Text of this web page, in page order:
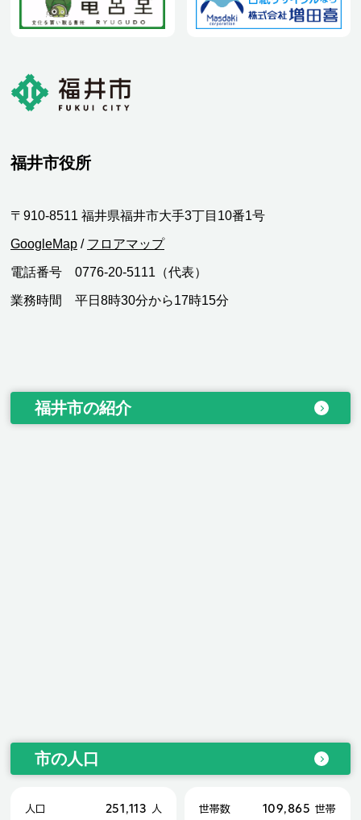
福井市役所
〒910-8511 福井県福井市大手3丁目10番1号
GoogleMap / フロアマップ
電話番号 0776-20-5111（代表）
業務時間 平日8時30分から17時15分
福井市の紹介
市の人口
人口 251,113 人 世帯数 109,865 世帯